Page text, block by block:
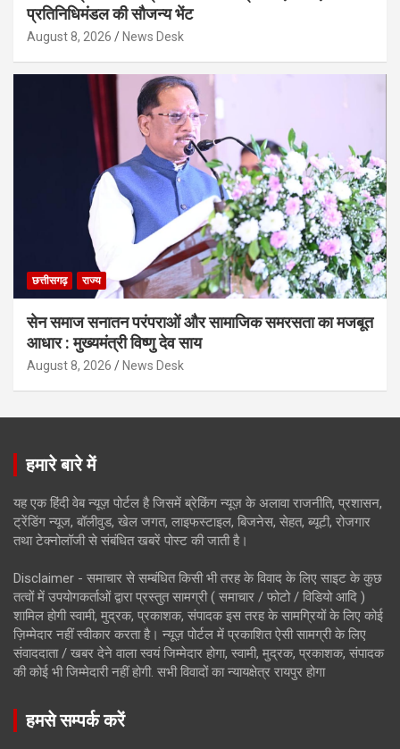
प्रतिनिधिमंडल की सौजन्य भेंट
August 8, 2026 News Desk
छत्तीसगढ़ राज्य
सेन समाज सनातन परंपराओं और सामाजिक समरसता का मजबूत
आधार : मुख्यमंत्री विष्णु देव साय
August 8, 2026 News Desk
हमारे बारे में
यह एक हिंदी वेब न्यूज़ पोर्टल है जिसमें ब्रेकिंग न्यूज़ के अलावा राजनीति, प्रशासन,
ट्रेंडिंग न्यूज, बॉलीवुड, खेल जगत, लाइफस्टाइल, बिजनेस, सेहत, ब्यूटी, रोजगार
तथा टेक्नोलॉजी से संबंधित खबरें पोस्ट की जाती है।
Disclaimer - समाचार से सम्बंधित किसी भी तरह के विवाद के लिए साइट के कुछ
तत्वों में उपयोगकर्ताओं द्वारा प्रस्तुत सामग्री ( समाचार / फोटो / विडियो आदि )
शामिल होगी स्वामी, मुद्रक, प्रकाशक, संपादक इस तरह के सामग्रियों के लिए कोई
ज़िम्मेदार नहीं स्वीकार करता है। न्यूज़ पोर्टल में प्रकाशित ऐसी सामग्री के लिए
संवाददाता / खबर देने वाला स्वयं जिम्मेदार होगा, स्वामी, मुद्रक, प्रकाशक, संपादक
की कोई भी जिम्मेदारी नहीं होगी. सभी विवादों का न्यायक्षेत्र रायपुर होगा
हमसे सम्पर्क करें